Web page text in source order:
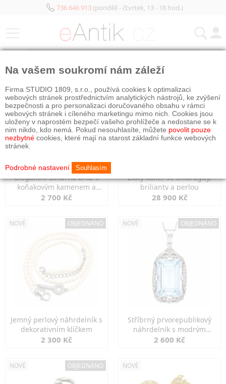
736 646 913(pondělí - čtvrtek, 13 - 18 hod.)
Elegantní stříbrná brož s
koňakovým kamenem a
markazity
2 700 Kč
Zlatý kolier se smaragdy,
brilianty a perlou
28 900 Kč
NOVÉ OBJEDNÁNO
Jemný perlový náhrdelník s
dekorativním klíčkem
2 300 Kč
NOVÉ OBJEDNÁNO
Stříbrný prvorepublikový
náhrdelník s modrým
spinelem
2 600 Kč
NOVÉ OBJEDNÁNO NOVÉ
Na vašem soukromí nám záleží
Firma STUDIO 1809, s.r.o., používá cookies k optimalizaci
webových stránek prostřednictvím analytických nástrojů, ke zvýšení
bezpečnosti a pro personalizaci doručovaného obsahu v rámci
webových stránek i cíleného marketingu mimo nich. Cookies jsou
uloženy v naprostém bezpečí vašeho prohlížeče a nedostane se k
nim nikdo, kdo nemá. Pokud nesouhlasíte, můžete povolit pouze
nezbytné cookies, které mají na starost základní funkce webových
stránek.
Podrobné nastavení Souhlasím